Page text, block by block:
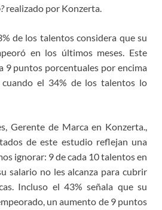
realizado por Konzerta.
de los talentos considera que su
en los últimos meses. Este
9 puntos porcentuales por encima
el 34% de los talentos lo
Gerente de Marca en Konzerta.,
de este estudio reflejan una
ignorar: 9 de cada 10 talentos en
salario no les alcanza para cubrir
Incluso el 43% señala que su
un aumento de 9 puntos